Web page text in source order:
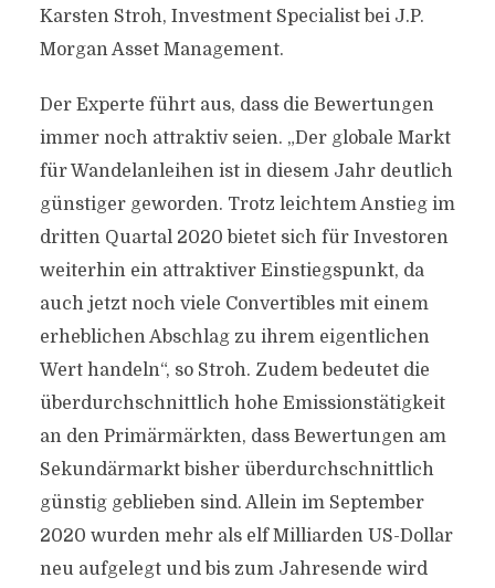
Karsten Stroh, Investment Specialist bei J.P.
Morgan Asset Management.
Der Experte führt aus, dass die Bewertungen
immer noch attraktiv seien. „Der globale Markt
für Wandelanleihen ist in diesem Jahr deutlich
günstiger geworden. Trotz leichtem Anstieg im
dritten Quartal 2020 bietet sich für Investoren
weiterhin ein attraktiver Einstiegspunkt, da
auch jetzt noch viele Convertibles mit einem
erheblichen Abschlag zu ihrem eigentlichen
Wert handeln“, so Stroh. Zudem bedeutet die
überdurchschnittlich hohe Emissionstätigkeit
an den Primärmärkten, dass Bewertungen am
Sekundärmarkt bisher überdurchschnittlich
günstig geblieben sind. Allein im September
2020 wurden mehr als elf Milliarden US-Dollar
neu aufgelegt und bis zum Jahresende wird